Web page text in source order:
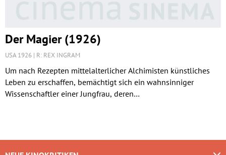
Der Magier (1926)
USA 1926 R: REX INGRAM
Um nach Rezepten mittelalterlicher Alchimisten künstliches
Leben zu erschaffen, bemächtigt sich ein wahnsinniger
Wissenschaftler einer Jungfrau, deren…